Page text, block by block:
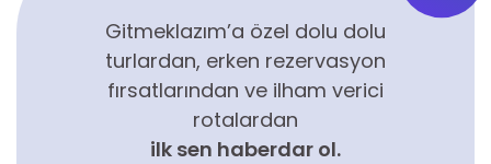
Gitmeklazım’a özel dolu dolu
turlardan, erken rezervasyon
fırsatlarından ve ilham verici
rotalardan
ilk sen haberdar ol.